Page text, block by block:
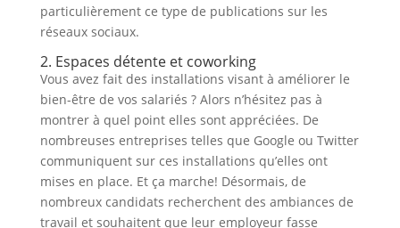
particulièrement ce type de publications sur les
réseaux sociaux.
2. Espaces détente et coworking
Vous avez fait des installations visant à améliorer le
bien-être de vos salariés ? Alors n’hésitez pas à
montrer à quel point elles sont appréciées. De
nombreuses entreprises telles que Google ou Twitter
communiquent sur ces installations qu’elles ont
mises en place. Et ça marche! Désormais, de
nombreux candidats recherchent des ambiances de
travail et souhaitent que leur employeur fasse